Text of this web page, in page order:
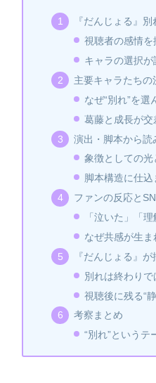
『だんじょる』
視聴者の感情を
キャラの選択が
主要キャラたち
なぜ“別れ”を
葛藤と成長が
演出・脚本から読
象徴としての
脚本構造に仕込
ファンの反応と
「泣いた」「
なぜ共感が生ま
『だんじょる』
別れは終わりで
視聴後に残る“
考察まとめ
“別れ”というテ